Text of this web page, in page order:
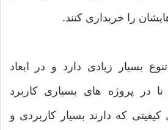
را خریداری کنند.
بسیار زیادی دارد و در ابعاد
در پروژه های بسیاری کاربرد
که دارند بسیار کاربردی و